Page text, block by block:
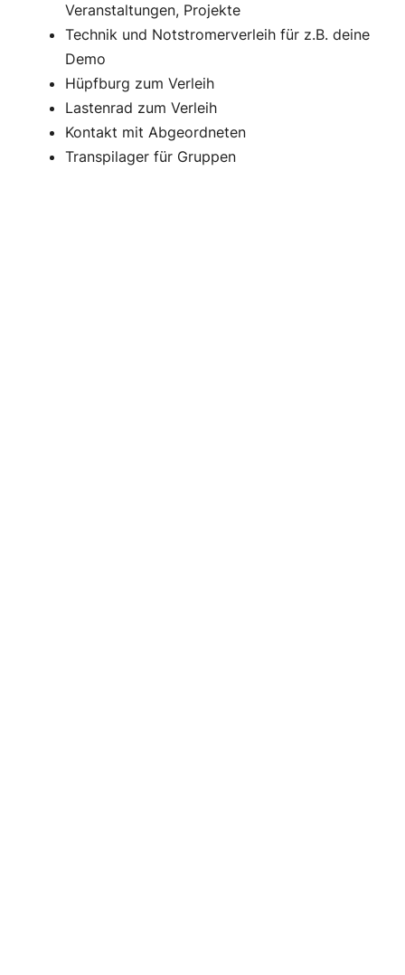
Veranstaltungen, Projekte
Technik und Notstromerverleih für z.B. deine
Demo
Hüpfburg zum Verleih
Lastenrad zum Verleih
Kontakt mit Abgeordneten
Transpilager für Gruppen